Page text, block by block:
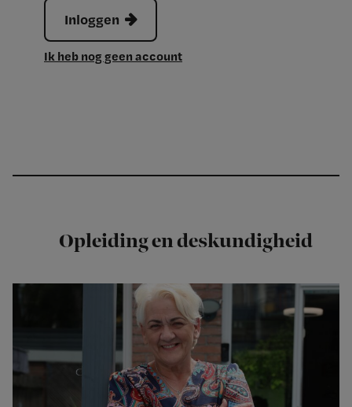
Inloggen
Ik heb nog geen account
Opleiding en deskundigheid